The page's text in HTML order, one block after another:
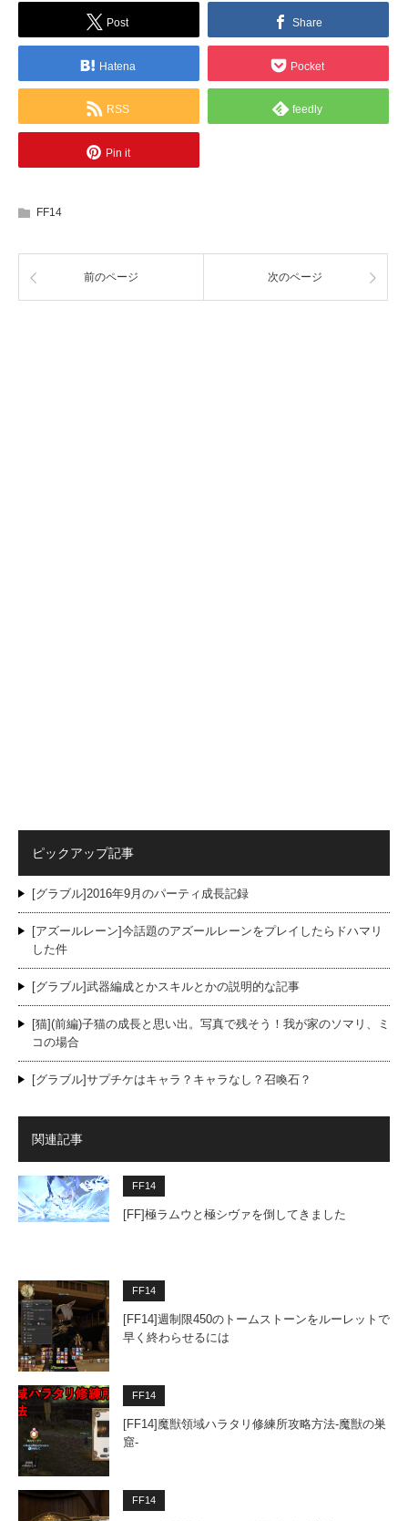
Post Share
Hatena Pocket
RSS feedly
Pin it
FF14
前のページ 次のページ
ピックアップ記事
[グラブル]2016年9月のパーティ成長記録
[アズールレーン]今話題のアズールレーンをプレイしたらドハマリ
した件
[グラブル]武器編成とかスキルとかの説明的な記事
[猫](前編)子猫の成長と思い出。写真で残そう！我が家のソマリ、ミ
コの場合
[グラブル]サプチケはキャラ？キャラなし？召喚石？
関連記事
FF14
[FF]極ラムウと極シヴァを倒してきました
FF14
[FF14]週制限450のトームストーンをルーレットで
早く終わらせるには
FF14
[FF14]魔獣領域ハラタリ修練所攻略方法-魔獣の巣
窟-
FF14